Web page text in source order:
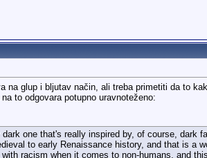
na glup i bljutav način, ali treba primetiti da to
to odgovara potupno uravnoteženo:
one that's really inspired by, of course, dark
to early Renaissance history, and that is a
racism when it comes to non-humans, and